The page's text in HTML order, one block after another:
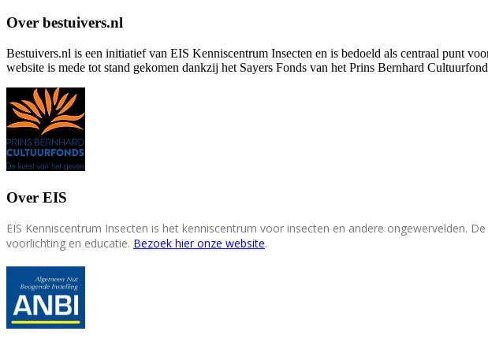
Over bestuivers.nl
Bestuivers.nl is een initiatief van EIS Kenniscentrum Insecten en is bedoeld als centraal punt
website is mede tot stand gekomen dankzij het Sayers Fonds van het Prins Bernhard
Over EIS
EIS Kenniscentrum Insecten is het kenniscentrum voor insecten en andere ongewervelden.
voorlichting en educatie. Bezoek hier onze website.